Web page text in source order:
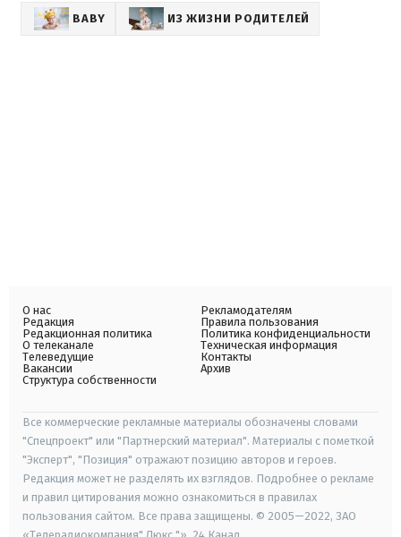
BABY ИЗ ЖИЗНИ РОДИТЕЛЕЙ
О нас
Редакция
Редакционная политика
О телеканале
Телеведущие
Вакансии
Структура собственности
Рекламодателям
Правила пользования
Политика конфиденциальности
Техническая информация
Контакты
Архив
Все коммерческие рекламные материалы обозначены словами
"Спецпроект" или "Партнерский материал". Материалы с пометкой
"Эксперт", "Позиция" отражают позицию авторов и героев.
Редакция может не разделять их взглядов. Подробнее о рекламе
и правил цитирования можно ознакомиться в правилах
пользования сайтом. Все права защищены. © 2005—2022, ЗАО